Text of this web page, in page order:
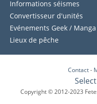
Informations séismes
Convertisseur d'unités
Evénements Geek / Manga
Lieux de pêche
Contact-
Copyright © 2012-2023